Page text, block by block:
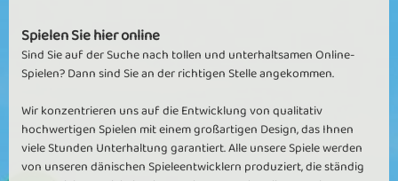
Spielen Sie hier online
Sind Sie auf der Suche nach tollen und unterhaltsamen Online-
Spielen? Dann sind Sie an der richtigen Stelle angekommen.
Wir konzentrieren uns auf die Entwicklung von qualitativ
hochwertigen Spielen mit einem großartigen Design, das Ihnen
viele Stunden Unterhaltung garantiert. Alle unsere Spiele werden
von unseren dänischen Spieleentwicklern produziert, die ständig